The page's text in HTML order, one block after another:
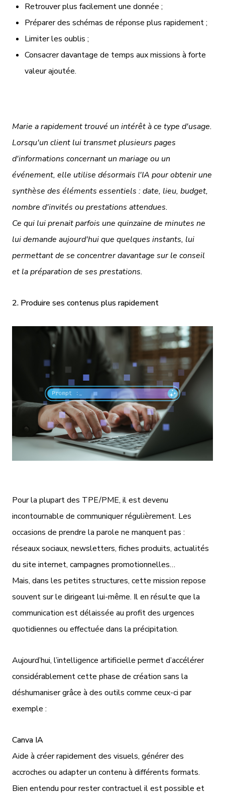
Retrouver plus facilement une donnée ;
Préparer des schémas de réponse plus rapidement ;
Limiter les oublis ;
Consacrer davantage de temps aux missions à forte
valeur ajoutée.
Marie a rapidement trouvé un intérêt à ce type d'usage.
Lorsqu'un client lui transmet plusieurs pages
d'informations concernant un mariage ou un
événement, elle utilise désormais l'IA pour obtenir une
synthèse des éléments essentiels : date, lieu, budget,
nombre d'invités ou prestations attendues.
Ce qui lui prenait parfois une quinzaine de minutes ne
lui demande aujourd'hui que quelques instants, lui
permettant de se concentrer davantage sur le conseil
et la préparation de ses prestations.
2. Produire ses contenus plus rapidement
Pour la plupart des TPE/PME, il est devenu
incontournable de communiquer régulièrement. Les
occasions de prendre la parole ne manquent pas :
réseaux sociaux, newsletters, fiches produits, actualités
du site internet, campagnes promotionnelles…
Mais, dans les petites structures, cette mission repose
souvent sur le dirigeant lui-même. Il en résulte que la
communication est délaissée au profit des urgences
quotidiennes ou effectuée dans la précipitation.
Aujourd’hui, l’intelligence artificielle permet d’accélérer
considérablement cette phase de création sans la
déshumaniser grâce à des outils comme ceux-ci par
exemple :
Canva IA
Aide à créer rapidement des visuels, générer des
accroches ou adapter un contenu à différents formats.
Bien entendu pour rester contractuel il est possible et